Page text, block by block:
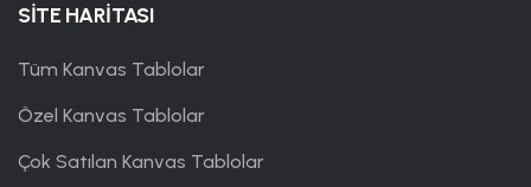
SİTE HARİTASI
Tüm Kanvas Tablolar
Özel Kanvas Tablolar
Çok Satılan Kanvas Tablolar